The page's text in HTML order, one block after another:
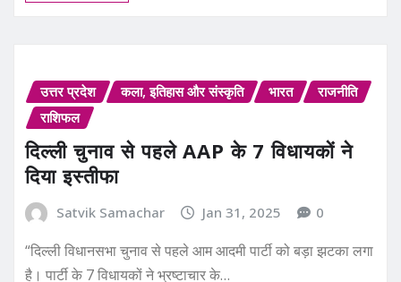
उत्तर प्रदेश कला, इतिहास और संस्कृति भारत
राजनीति
राशिफल
दिल्ली चुनाव से पहले AAP के 7 विधायकों ने
दिया इस्तीफा
Satvik Samachar Jan 31, 2025 0
“दिल्ली विधानसभा चुनाव से पहले आम आदमी पार्टी को बड़ा झटका लगा
है। पार्टी के 7 विधायकों ने भ्रष्टाचार के…